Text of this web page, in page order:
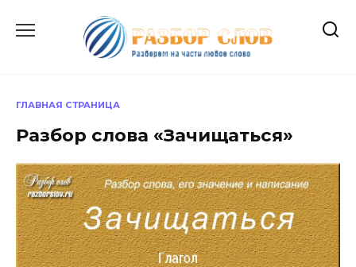
содержанию
ГЛАВНАЯ СТРАНИЦА
Разбор слова «Зачищаться»